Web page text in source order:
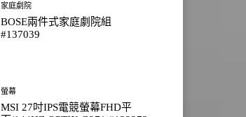
家庭劇院
BOSE兩件式家庭劇院組
#137039
螢幕
MSI 27吋IPS電競螢幕FHD平